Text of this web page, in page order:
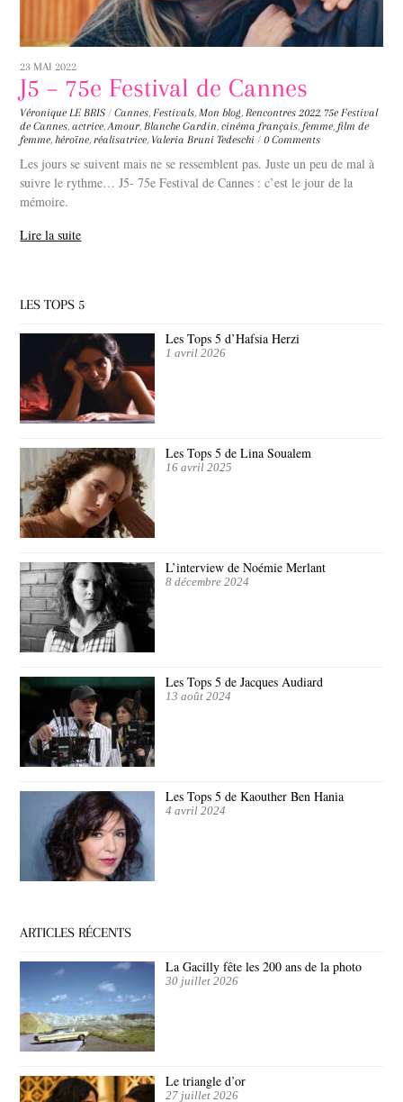
23 MAI 2022
J5 – 75e Festival de Cannes
Véronique LE BRIS / Cannes, Festivals, Mon blog, Rencontres 2022,75e Festival
de Cannes,actrice,Amour, Blanche Gardin,cinéma français, femme, film de
femme,héroïne, réalisatrice, Valeria Bruni Tedeschi / 0 Comments
Les jours se suivent mais ne se ressemblent pas. Juste un peu de mal à
suivre le rythme… J5- 75e Festival de Cannes : c’est le jour de la
mémoire.
Lire la suite
LES TOPS 5
Les Tops 5 d’Hafsia Herzi
1 avril 2026
Les Tops 5 de Lina Soualem
16 avril 2025
L’interview de Noémie Merlant
8 décembre 2024
Les Tops 5 de Jacques Audiard
13 août 2024
Les Tops 5 de Kaouther Ben Hania
4 avril 2024
ARTICLES RÉCENTS
La Gacilly fête les 200 ans de la photo
30 juillet 2026
Le triangle d’or
27 juillet 2026